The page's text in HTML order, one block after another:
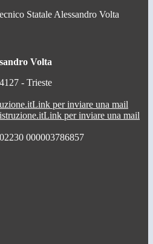
Statale Alessandro Volta
Volta
- Trieste
Link per inviare una mail
Link per inviare una mail
000003786857